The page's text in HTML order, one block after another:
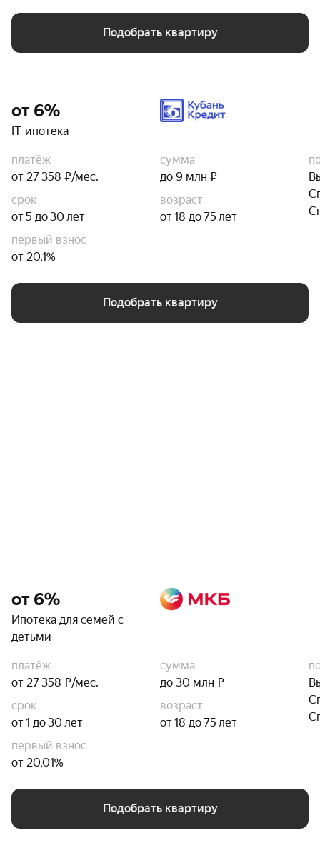
Подобрать квартиру
от 6%
IT-ипотека
платёж
от 27 358 ₽/мес.
сумма
до 9 млн ₽
срок
от 5 до 30 лет
возраст
от 18 до 75 лет
первый взнос
от 20,1%
Подобрать квартиру
от 6%
Ипотека для семей с
детьми
платёж
от 27 358 ₽/мес.
сумма
до 30 млн ₽
срок
от 1 до 30 лет
возраст
от 18 до 75 лет
первый взнос
от 20,01%
Подобрать квартиру